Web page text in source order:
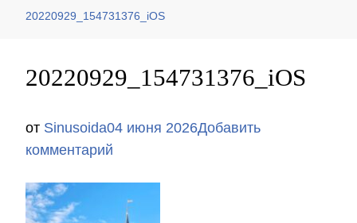
20220929_154731376_iOS
20220929_154731376_iOS
от Sinusoida04 июня 2026Добавить
комментарий